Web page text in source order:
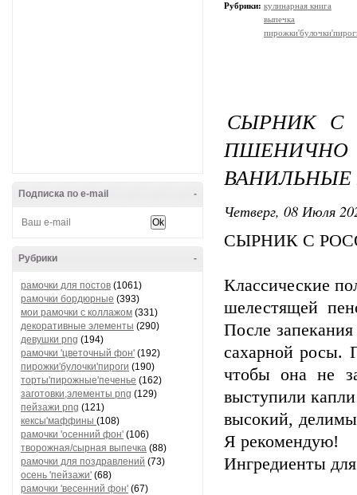
-
Подписка по e-mail
-
Рубрики
рамочки для постов (1061)
рамочки бордюрные (393)
мои рамочки с коллажом (331)
декоративные элементы (290)
девушки png (194)
рамочки 'цветочный фон' (192)
пирожки'булочки'пироги (190)
торты'пирожные'печенье (162)
заготовки,элементы png (129)
пейзажи png (121)
кексы'маффины (108)
рамочки 'осенний фон' (106)
творожная/сырная выпечка (88)
рамочки для поздравлений (73)
осень 'пейзажи' (68)
рамочки 'весенний фон' (67)
Рубрики: кулинарная книга
выпечка
СЫРНИК С
ПШЕНИЧНО
Четверг, 08 Июля
СЫРНИК С
Классические
шелестящей
После
сахарной росы.
чтобы она не
выступили
высокий,
Я рекомендую!
Ингредиенты